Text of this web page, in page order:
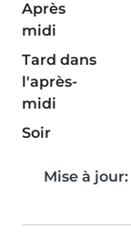
Après
midi
Tard dans
l'après-
midi
Soir
Mise à jour: